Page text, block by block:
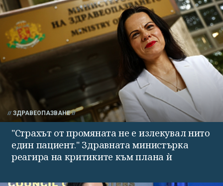
ЗДРАВЕОПАЗВАНЕ
"Страхът от промяната не е излекувал нито
един пациент." Здравната министърка
реагира на критиките към плана ѝ